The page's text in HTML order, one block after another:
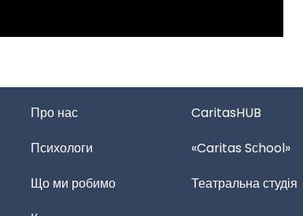
Про нас
Психологи
Що ми робимо
CaritasHUB
«Caritas Sсhool»
Театральна студія